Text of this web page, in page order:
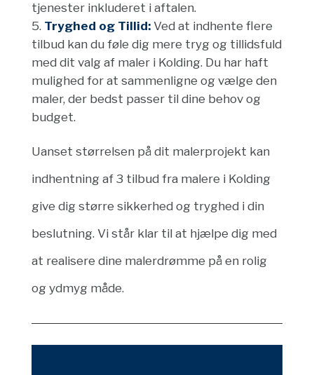
tjenester inkluderet i aftalen.
Tryghed og Tillid:Ved at indhente flere
tilbud kan du føle dig mere tryg og tillidsfuld
med dit valg af maler i Kolding. Du har haft
mulighed for at sammenligne og vælge den
maler, der bedst passer til dine behov og
budget.
Uanset størrelsen på dit malerprojekt kan
indhentning af 3 tilbud fra malere i Kolding
give dig større sikkerhed og tryghed i din
beslutning. Vi står klar til at hjælpe dig med
at realisere dine malerdrømme på en rolig
og ydmyg måde.